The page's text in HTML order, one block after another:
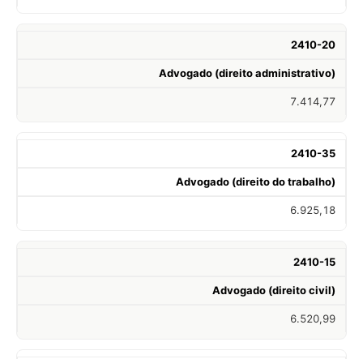
2410-20
Advogado (direito administrativo)
7.414,77
2410-35
Advogado (direito do trabalho)
6.925,18
2410-15
Advogado (direito civil)
6.520,99